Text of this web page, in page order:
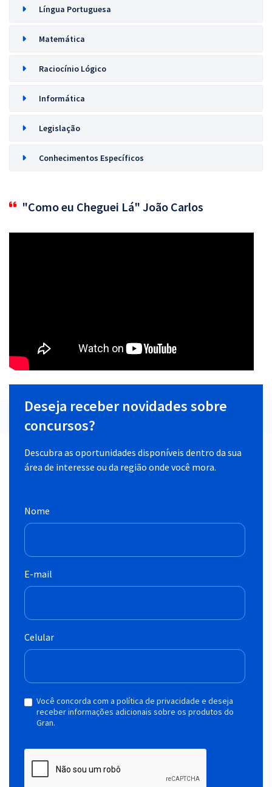
Língua Portuguesa
Matemática
Raciocínio Lógico
Informática
Legislação
Conhecimentos Específicos
"Como eu Cheguei Lá" João Carlos
Deseja receber novidades sobre
concursos?
Descubra as oportunidades disponíveis dentro da sua
área de interesse ou da região onde você mora.
Nome
E-mail
Celular
Você concorda com a política de privacidade e deseja
receber informações adicionais sobre os produtos do
Gran.